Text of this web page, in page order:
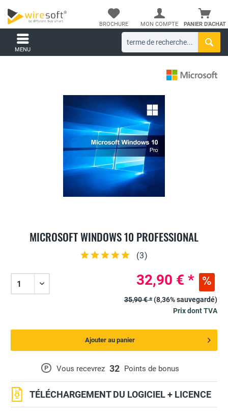
PANIER D'ACHAT
BROCHURE MON COMPTE
MENU
MICROSOFT WINDOWS 10 PROFESSIONAL
(3)
P Vous recevrez 32 Points de bonus
TÉLÉCHARGEMENT DU LOGICIEL + LICENCE
32,90 € *
35,90 € *(8,36% sauvegardé)
Prix dont TVA
Ajouter au panier